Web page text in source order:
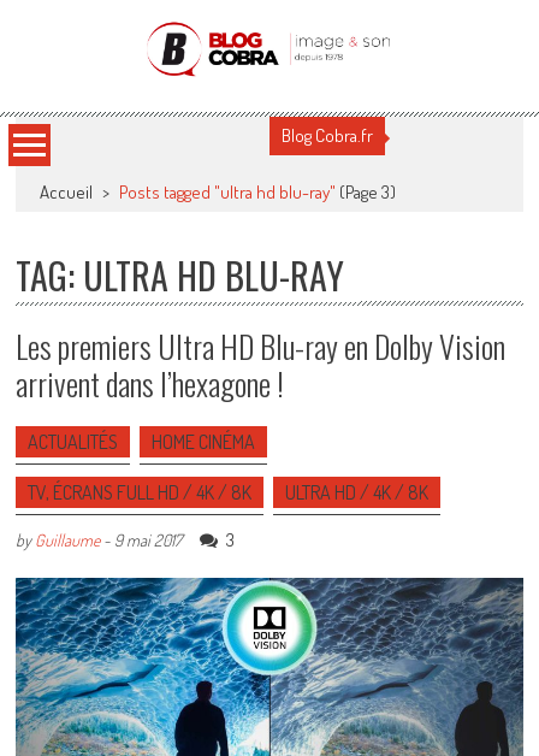
Blog Cobra
Blog Cobra.fr
Accueil > Posts tagged "ultra hd blu-ray" (Page 3)
TAG: ULTRA HD BLU-RAY
Les premiers Ultra HD Blu-ray en Dolby Vision
arrivent dans l’hexagone !
ACTUALITÉS HOME CINÉMA
TV, ÉCRANS FULL HD / 4K / 8K ULTRA HD / 4K / 8K
byGuillaume- 9 mai 2017 3